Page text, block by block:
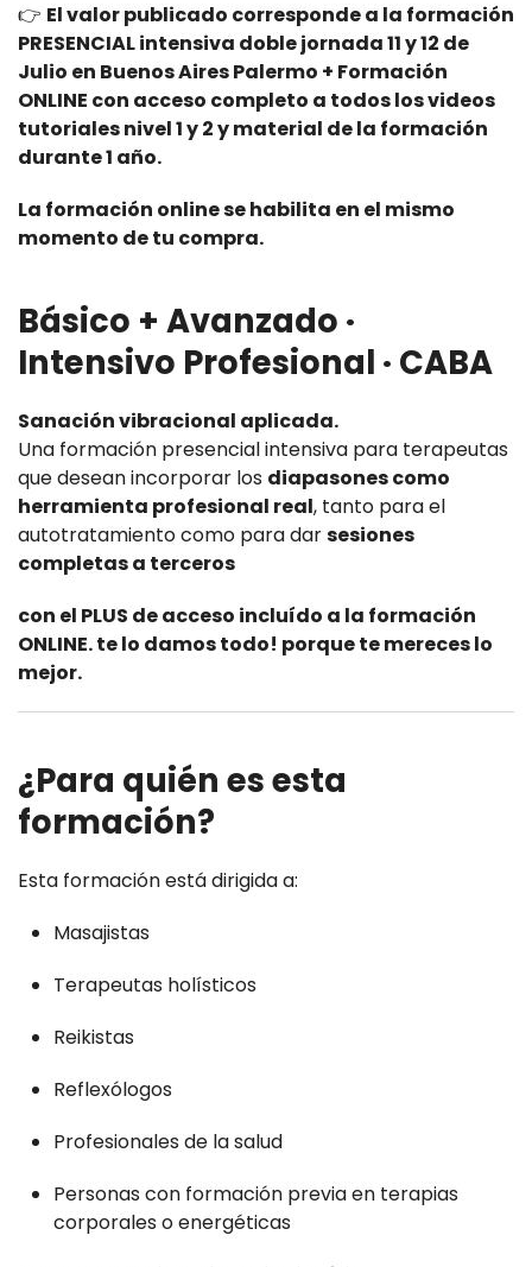
👉 El valor publicado corresponde a la formación
PRESENCIAL intensiva doble jornada 11 y 12 de
Julio en Buenos Aires Palermo + Formación
ONLINE con acceso completo a todos los videos
tutoriales nivel 1 y 2 y material de la formación
durante 1 año.
La formación online se habilita en el mismo
momento de tu compra.
Básico + Avanzado ·
Intensivo Profesional · CABA
Sanación vibracional aplicada.
Una formación presencial intensiva para terapeutas
que desean incorporar los diapasones como
herramienta profesional real, tanto para el
autotratamiento como para darsesiones
completas a terceros
con el PLUS de acceso incluído a la formación
ONLINE. te lo damos todo! porque te mereces lo
mejor.
¿Para quién es esta
formación?
Esta formación está dirigida a:
Masajistas
Terapeutas holísticos
Reikistas
Reflexólogos
Profesionales de la salud
Personas con formación previa en terapias
corporales o energéticas